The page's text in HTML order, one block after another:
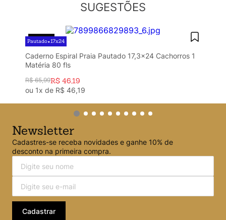
SUGESTÕES
30%OFF
Pautado•17x24
Caderno Espiral Praia Pautado 17,3x24 Cachorros 1
Matéria 80 fls
R$ 65,99R$ 46,19
ou 1x de R$ 46,19
Newsletter
Cadastres-se receba novidades e ganhe 10% de
desconto na primeira compra.
Cadastrar